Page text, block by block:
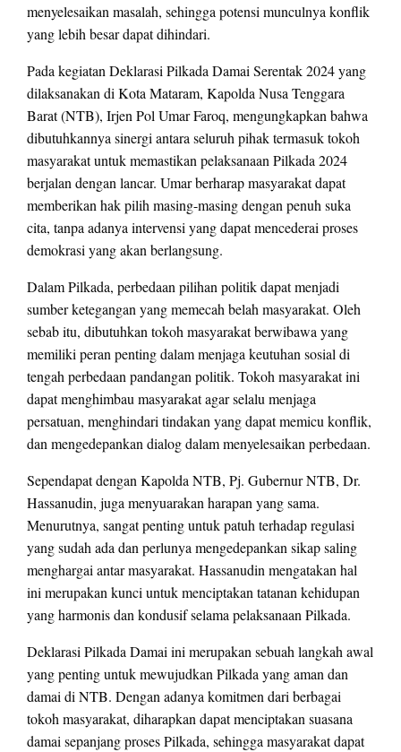
menyelesaikan masalah, sehingga potensi munculnya konflik
yang lebih besar dapat dihindari.
Pada kegiatan Deklarasi Pilkada Damai Serentak 2024 yang
dilaksanakan di Kota Mataram, Kapolda Nusa Tenggara
Barat (NTB), Irjen Pol Umar Faroq, mengungkapkan bahwa
dibutuhkannya sinergi antara seluruh pihak termasuk tokoh
masyarakat untuk memastikan pelaksanaan Pilkada 2024
berjalan dengan lancar. Umar berharap masyarakat dapat
memberikan hak pilih masing-masing dengan penuh suka
cita, tanpa adanya intervensi yang dapat mencederai proses
demokrasi yang akan berlangsung.
Dalam Pilkada, perbedaan pilihan politik dapat menjadi
sumber ketegangan yang memecah belah masyarakat. Oleh
sebab itu, dibutuhkan tokoh masyarakat berwibawa yang
memiliki peran penting dalam menjaga keutuhan sosial di
tengah perbedaan pandangan politik. Tokoh masyarakat ini
dapat menghimbau masyarakat agar selalu menjaga
persatuan, menghindari tindakan yang dapat memicu konflik,
dan mengedepankan dialog dalam menyelesaikan perbedaan.
Sependapat dengan Kapolda NTB, Pj. Gubernur NTB, Dr.
Hassanudin, juga menyuarakan harapan yang sama.
Menurutnya, sangat penting untuk patuh terhadap regulasi
yang sudah ada dan perlunya mengedepankan sikap saling
menghargai antar masyarakat. Hassanudin mengatakan hal
ini merupakan kunci untuk menciptakan tatanan kehidupan
yang harmonis dan kondusif selama pelaksanaan Pilkada.
Deklarasi Pilkada Damai ini merupakan sebuah langkah awal
yang penting untuk mewujudkan Pilkada yang aman dan
damai di NTB. Dengan adanya komitmen dari berbagai
tokoh masyarakat, diharapkan dapat menciptakan suasana
damai sepanjang proses Pilkada, sehingga masyarakat dapat